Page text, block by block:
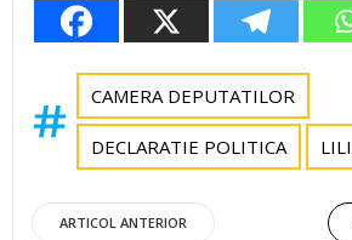
CAMERA DEPUTATILOR
DECLARATIE POLITICA
ARTICOL ANTERIOR